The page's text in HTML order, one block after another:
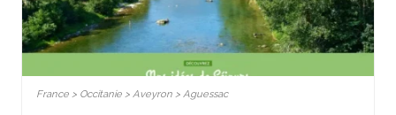
France > Occitanie > Aveyron > Aguessac